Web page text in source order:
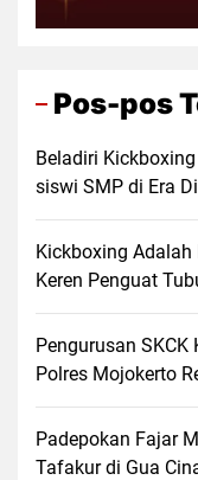
Pos-pos
Beladiri
siswi SMP di Era
Kickboxing
Keren Penguat
Pengurusan SKCK
Polres Mojokerto
Padepokan Fajar
Tafakur di Gua